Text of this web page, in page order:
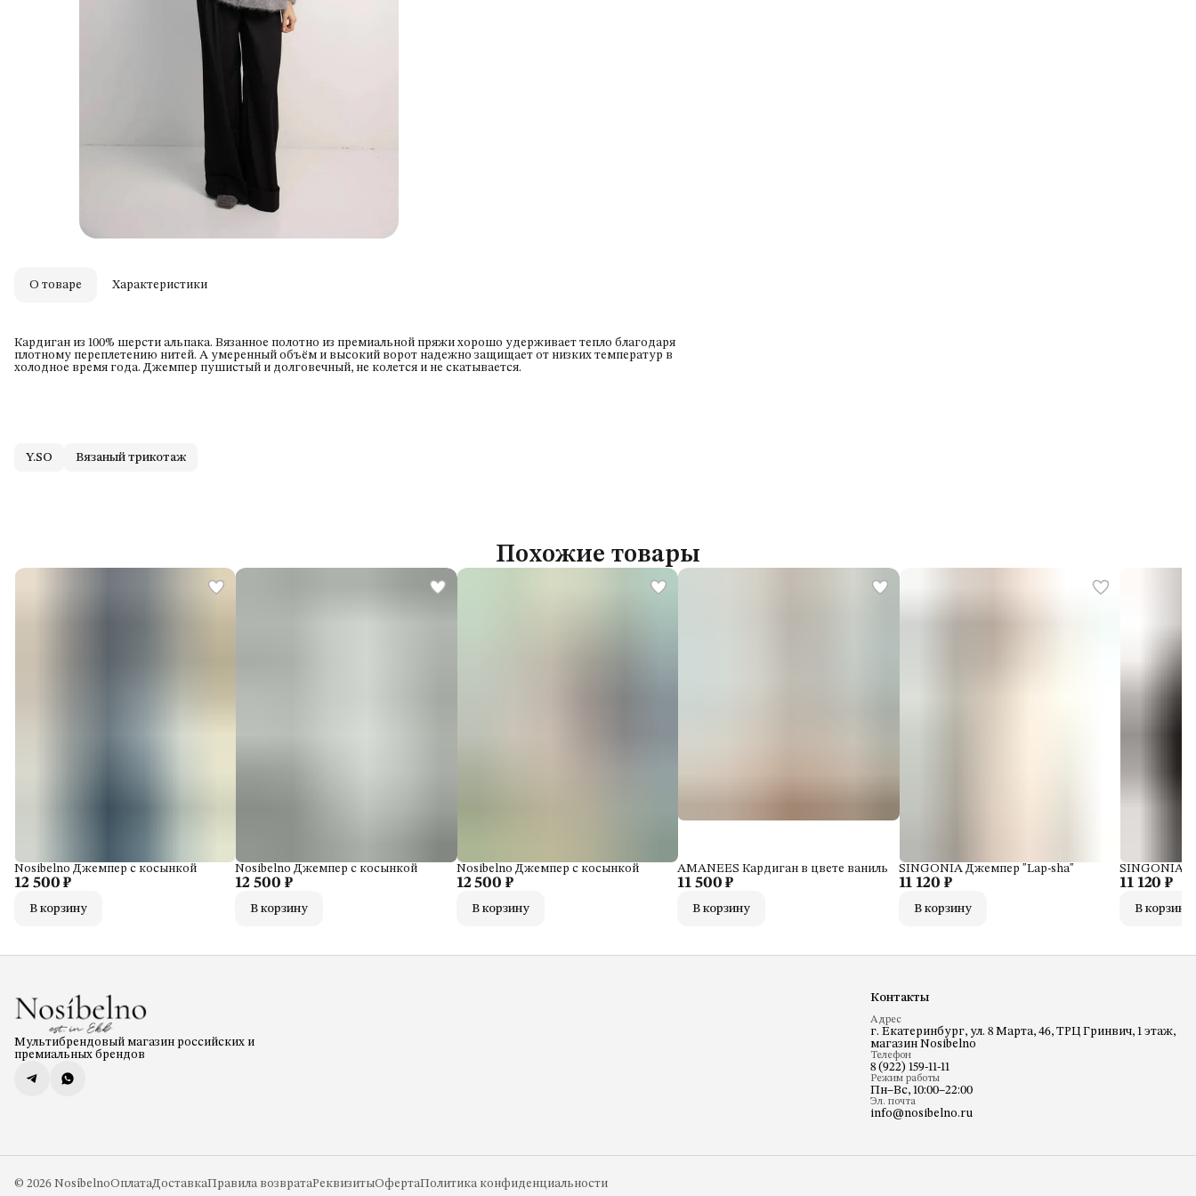
О товаре Характеристики
Кардиган из 100% шерсти альпака. Вязанное полотно из премиальной пряжи хорошо удерживает тепло благодаря
плотному переплетению нитей. А умеренный объём и высокий ворот надежно защищает от низких температур в
холодное время года. Джемпер пушистый и долговечный, не колется и не скатывается.
Y.SO Вязаный трикотаж
Похожие товары
12 500 ₽
Nosibelno Джемпер с косынкой
В корзину
12 500 ₽
Nosibelno Джемпер с косынкой
В корзину
12 500 ₽
Nosibelno Джемпер с косынкой
В корзину
11 500 ₽
AMANEES Кардиган в цвете ваниль
В корзину
11 120 ₽
SINGONIA Джемпер "Lap-sha"
В корзину
11 120 ₽
SINGONIA
В корзину
Мультибрендовый магазин российских и
премиальных брендов
Контакты
Адрес
г. Екатеринбург, ул. 8 Марта, 46, ТРЦ Гринвич, 1 этаж,
магазин Nosibelno
Телефон
8 (922) 159-11-11
Режим работы
Пн–Вс, 10:00–22:00
Эл. почта
info@nosibelno.ru
© 2026 NosíbelnoОплатаДоставкаПравила возвратаРеквизитыОфертаПолитика конфиденциальности